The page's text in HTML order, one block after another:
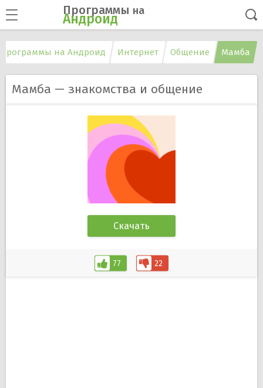
Программы на
Андроид
Программы на Андроид Интернет Общение Мамба
Мамба — знакомства и общение
Скачать
77 22